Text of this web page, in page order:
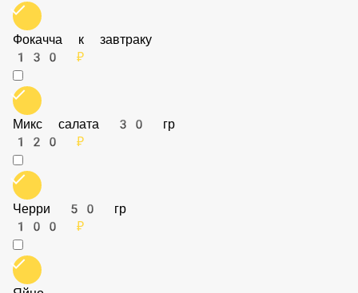
Фокачча к завтраку
120 ₽
Черри 50 гр
100 ₽